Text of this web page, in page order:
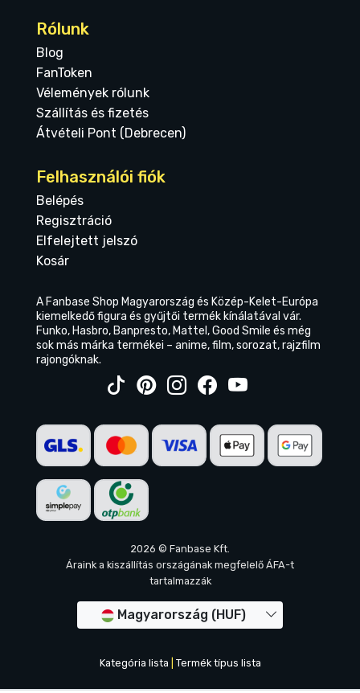
Rólunk
Blog
FanToken
Vélemények rólunk
Szállítás és fizetés
Átvételi Pont (Debrecen)
Felhasználói fiók
Belépés
Regisztráció
Elfelejtett jelszó
Kosár
A Fanbase Shop Magyarország és Közép-Kelet-Európa
kiemelkedő figura és gyűjtői termék kínálatával vár.
Funko, Hasbro, Banpresto, Mattel, Good Smile és még
sok más márka termékei – anime, film, sorozat, rajzfilm
rajongóknak.
2026 © Fanbase Kft.
Áraink a kiszállítás országának megfelelő ÁFA-t
tartalmazzák
Magyarország (HUF)
Kategória lista Termék típus lista